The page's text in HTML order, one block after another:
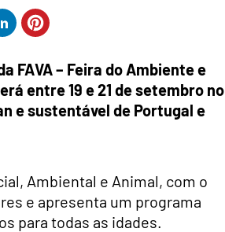
FAVA – Feira do Ambiente e
entre 19 e 21 de setembro no
e sustentável de Portugal e
Ambiental e Animal, com o
e apresenta um programa
para todas as idades.